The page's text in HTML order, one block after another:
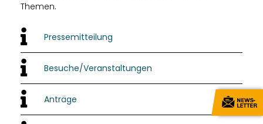
Themen.
Pressemitteilung
Besuche/Veranstaltungen
Anträge